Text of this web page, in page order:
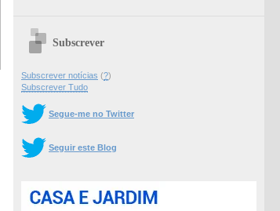
Subscrever
Subscrever notícias (?)
Subscrever Tudo
Segue-me no Twitter
Seguir este Blog